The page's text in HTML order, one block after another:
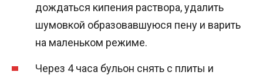
дождаться кипения раствора, удалить
шумовкой образовавшуюся пену и варить
на маленьком режиме.
Через 4 часа бульон снять с плиты и